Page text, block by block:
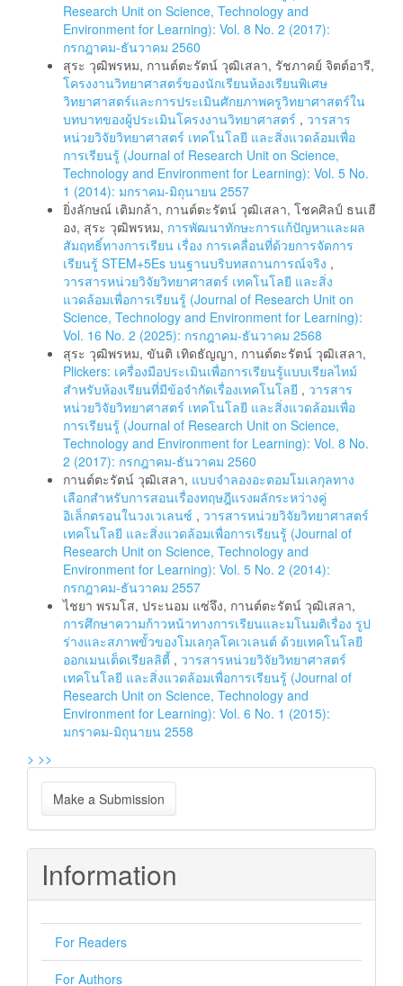
Research Unit on Science, Technology and
Environment for Learning): Vol. 8 No. 2 (2017):
กรกฎาคม-ธันวาคม 2560
สุระ วุฒิพรหม, กานต์ตะรัตน์ วุฒิเสลา, รัชภาคย์ จิตต์อารี,
โครงงานวิทยาศาสตร์ของนักเรียนห้องเรียนพิเศษ
วิทยาศาสตร์และการประเมินศักยภาพครูวิทยาศาสตร์ใน
บทบาทของผู้ประเมินโครงงานวิทยาศาสตร์ , วารสาร
หน่วยวิจัยวิทยาศาสตร์ เทคโนโลยี และสิ่งแวดล้อมเพื่อ
การเรียนรู้ (Journal of Research Unit on Science,
Technology and Environment for Learning): Vol. 5 No.
1 (2014): มกราคม-มิถุนายน 2557
ยิ่งลักษณ์ เติมกล้า, กานต์ตะรัตน์ วุฒิเสลา, โชคศิลป์ ธนเฮื
อง, สุระ วุฒิพรหม, การพัฒนาทักษะการแก้ปัญหาและผล
สัมฤทธิ์ทางการเรียน เรื่อง การเคลื่อนที่ด้วยการจัดการ
เรียนรู้ STEM+5Es บนฐานบริบทสถานการณ์จริง ,
วารสารหน่วยวิจัยวิทยาศาสตร์ เทคโนโลยี และสิ่ง
แวดล้อมเพื่อการเรียนรู้ (Journal of Research Unit on
Science, Technology and Environment for Learning):
Vol. 16 No. 2 (2025): กรกฎาคม-ธันวาคม 2568
สุระ วุฒิพรหม, ขันติ เทิดธัญญา, กานต์ตะรัตน์ วุฒิเสลา,
Plickers: เครื่องมือประเมินเพื่อการเรียนรู้แบบเรียลไทม์
สำหรับห้องเรียนที่มีข้อจำกัดเรื่องเทคโนโลยี , วารสาร
หน่วยวิจัยวิทยาศาสตร์ เทคโนโลยี และสิ่งแวดล้อมเพื่อ
การเรียนรู้ (Journal of Research Unit on Science,
Technology and Environment for Learning): Vol. 8 No.
2 (2017): กรกฎาคม-ธันวาคม 2560
กานต์ตะรัตน์ วุฒิเสลา, แบบจำลองอะตอมโมเลกุลทาง
เลือกสำหรับการสอนเรื่องทฤษฎีแรงผลักระหว่างคู่
อิเล็กตรอนในวงเวเลนซ์ , วารสารหน่วยวิจัยวิทยาศาสตร์
เทคโนโลยี และสิ่งแวดล้อมเพื่อการเรียนรู้ (Journal of
Research Unit on Science, Technology and
Environment for Learning): Vol. 5 No. 2 (2014):
กรกฎาคม-ธันวาคม 2557
ไชยา พรมโส, ประนอม แซ่จึง, กานต์ตะรัตน์ วุฒิเสลา,
การศึกษาความก้าวหน้าทางการเรียนและมโนมติเรื่อง รูป
ร่างและสภาพขั้วของโมเลกุลโคเวเลนต์ ด้วยเทคโนโลยี
ออกเมนเต็ดเรียลลิตี้ , วารสารหน่วยวิจัยวิทยาศาสตร์
เทคโนโลยี และสิ่งแวดล้อมเพื่อการเรียนรู้ (Journal of
Research Unit on Science, Technology and
Environment for Learning): Vol. 6 No. 1 (2015):
มกราคม-มิถุนายน 2558
> >>
Make
a
Submission
Make a Submission
Information
For Readers
For Authors